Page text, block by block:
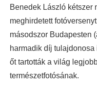
Benedek László kétszer
meghirdetett
másodszor Budapesten
harmadik díj tulajdonosa
őt tartották a világ
természetfotósának.